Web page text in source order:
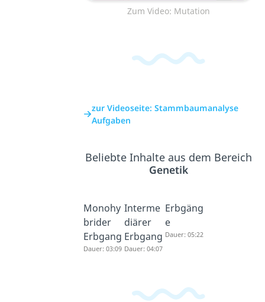
Zum Video: Mutation
zur Videoseite: Stammbaumanalyse
Aufgaben
Beliebte Inhalte aus dem Bereich
Genetik
Monohy
brider
Erbgang
Dauer: 03:09
Interme
diärer
Erbgang
Dauer: 04:07
Erbgäng
e
Dauer: 05:22